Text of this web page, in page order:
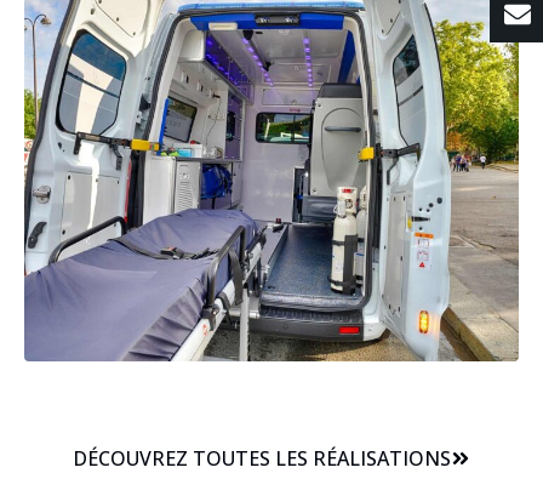
DÉCOUVREZ TOUTES LES RÉALISATIONS